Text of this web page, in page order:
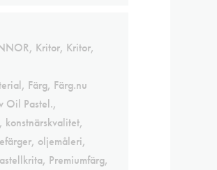
, Kritor, Kritor,
, Färg, Färg.nu
Oil Pastel.,
, konstnärskvalitet,
, oljemåleri,
, Premiumfärg,